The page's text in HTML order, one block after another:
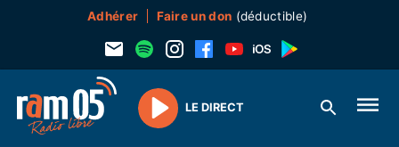
Adhérer Faire un don (déductible)
Play
LE DIRECT